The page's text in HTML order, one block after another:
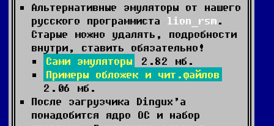
Альтернативные эмуляторы от нашего
русского программиста lion_rsm.
Старые можно удалять, подробности
внутри, ставить обязательно!
Сами эмуляторы
2.82 мб.
Примеры обложек и чит.файлов
2.06 мб.
После загрузчика Dingux’а
понадобится ядро ОС и набор